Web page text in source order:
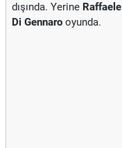
dışında. Yerine Raffaele
Di Gennaro oyunda.